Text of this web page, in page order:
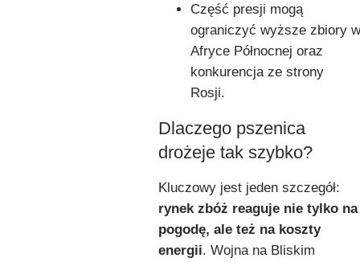
Część presji mogą
ograniczyć wyższe zbiory w
Afryce Północnej oraz
konkurencja ze strony
Rosji.
Dlaczego pszenica
drożeje tak szybko?
Kluczowy jest jeden szczegół:
rynek zbóż reaguje nie tylko na
pogodę, ale też na koszty
energii. Wojna na Bliskim